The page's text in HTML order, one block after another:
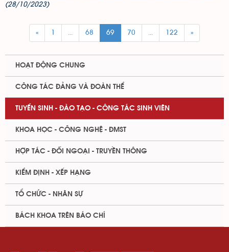
(28/10/2023)
« 1 68 69 70 122 »
HOẠT ĐỘNG CHUNG
CÔNG TÁC ĐẢNG VÀ ĐOÀN THỂ
TUYỂN SINH - ĐÀO TẠO - CÔNG TÁC SINH VIÊN
KHOA HỌC - CÔNG NGHỆ - ĐMST
HỢP TÁC - ĐỐI NGOẠI - TRUYỀN THÔNG
KIỂM ĐỊNH - XẾP HẠNG
TỔ CHỨC - NHÂN SỰ
BÁCH KHOA TRÊN BÁO CHÍ